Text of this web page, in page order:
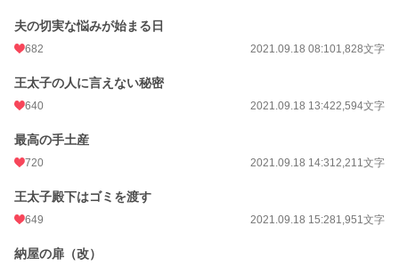
夫の切実な悩みが始まる日
682 2021.09.18 08:101,828文字
王太子の人に言えない秘密
640 2021.09.18 13:422,594文字
最高の手土産
720 2021.09.18 14:312,211文字
王太子殿下はゴミを渡す
649 2021.09.18 15:281,951文字
納屋の扉（改）